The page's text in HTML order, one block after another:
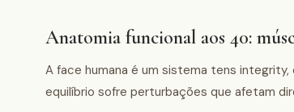
Anatomia funcional aos 40:
A face humana é um sistema tens
equilíbrio sofre perturbações que afetam